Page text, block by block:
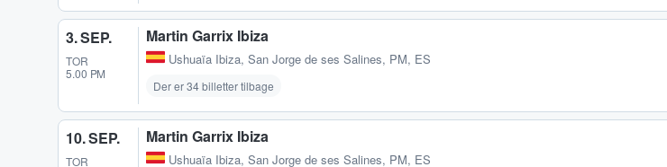
3. SEP.
TOR
5.00 PM
Martin Garrix Ibiza
Ushuaïa Ibiza, San Jorge de ses Salines, PM, ES
Der er 34 billetter tilbage
10. SEP.
TOR
Martin Garrix Ibiza
Ushuaïa Ibiza, San Jorge de ses Salines, PM, ES